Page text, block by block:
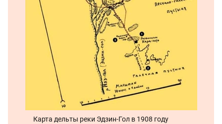
Карта дельты реки Эдзин-Гол в 1908 году